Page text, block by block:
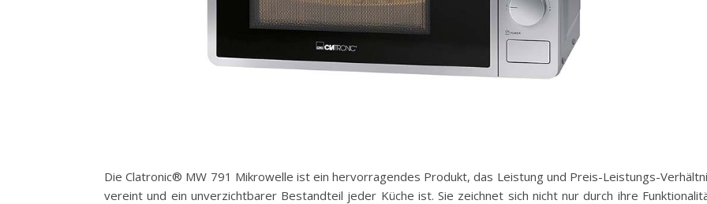
Die Clatronic® MW 791 Mikrowelle ist ein hervorragendes Produkt, das Leistung und Preis-Leistungs-
vereint und ein unverzichtbarer Bestandteil jeder Küche ist. Sie zeichnet sich nicht nur durch ihre